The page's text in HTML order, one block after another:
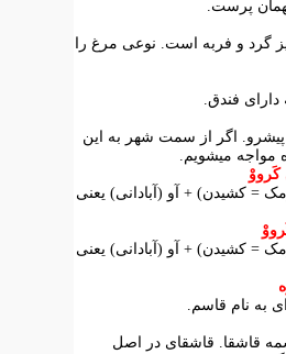
پرست.
گرد و فربه است. نوعی مرغ را
دارای فندق.
پیشرو. اگر از سمت شهر به این
مواجه میشویم.
= کشیدن) + آو (آبادانی) یعنی
= کشیدن) + آو (آبادانی) یعنی
به نام قاسم.
قاشقا. قاشقای در اصل